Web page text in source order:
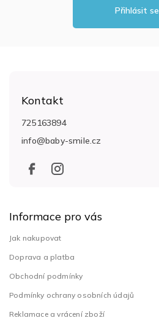
Přihlásit se
Kontakt
info@baby-smile.cz
725163894
Informace pro vás
Jak nakupovat
Doprava a platba
Obchodní podmínky
Podmínky ochrany osobních údajů
Reklamace a vrácení zboží